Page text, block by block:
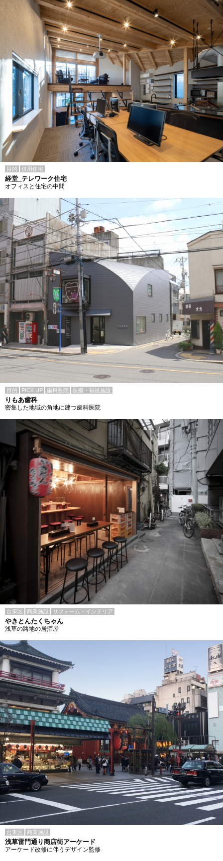
目的 併用住宅
経堂_テレワーク住宅
オフィスと住宅の中間
目的 PICK UP 歯科医院 医療・福祉施設
りもあ歯科
密集した地域の角地に建つ歯科医院
台東区 商業施設 リフォーム・インテリア
やきとんたくちゃん
浅草の路地の居酒屋
台東区 商業施設
浅草雷門通り商店街アーケード
アーケード改修に伴うデザイン監修